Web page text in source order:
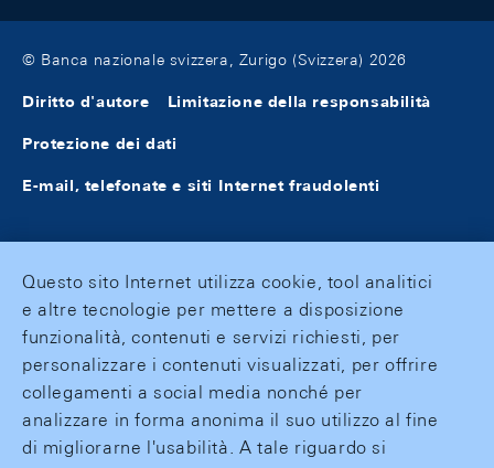
© Banca nazionale svizzera, Zurigo (Svizzera) 2026
Diritto d'autore Limitazione della responsabilità
Protezione dei dati
E-mail, telefonate e siti Internet fraudolenti
Questo sito Internet utilizza cookie, tool analitici
e altre tecnologie per mettere a disposizione
funzionalità, contenuti e servizi richiesti, per
personalizzare i contenuti visualizzati, per offrire
collegamenti a social media nonché per
analizzare in forma anonima il suo utilizzo al fine
di migliorarne l'usabilità. A tale riguardo si